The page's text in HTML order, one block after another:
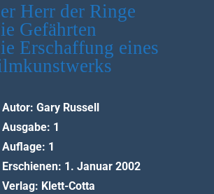
Herr der Ringe
Gefährten
Erschaffung eines
Autor: Gary Russell
Ausgabe: 1
Auflage: 1
Erschienen: 1. Januar 2002
Verlag: Klett-Cotta